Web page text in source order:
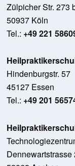
Zülpicher Str. 273
50937 Köln
Tel.: +49 221
Hindenburgstr. 57
45127 Essen
Tel.: +49 201
Dennewartstrasse